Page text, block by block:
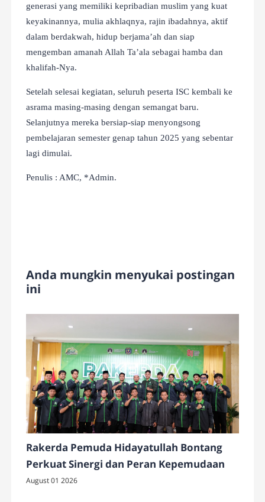
generasi yang memiliki kepribadian muslim yang kuat
keyakinannya, mulia akhlaqnya, rajin ibadahnya, aktif
dalam berdakwah, hidup berjama’ah dan siap
mengemban amanah Allah Ta’ala sebagai hamba dan
khalifah-Nya.
Setelah selesai kegiatan, seluruh peserta ISC kembali ke
asrama masing-masing dengan semangat baru.
Selanjutnya mereka bersiap-siap menyongsong
pembelajaran semester genap tahun 2025 yang sebentar
lagi dimulai.
Penulis : AMC, *Admin.
Anda mungkin menyukai postingan
ini
Rakerda Pemuda Hidayatullah Bontang
Perkuat Sinergi dan Peran Kepemudaan
August 01 2026